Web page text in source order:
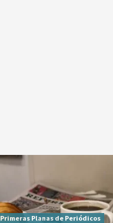
Primeras Planas de Periódicos